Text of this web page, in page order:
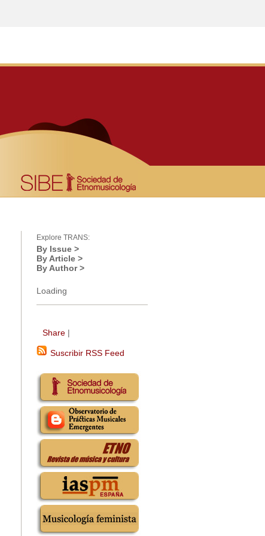
Explore TRANS:
By Issue >
By Article >
By Author >
Loading
Share |
Suscribir RSS Feed